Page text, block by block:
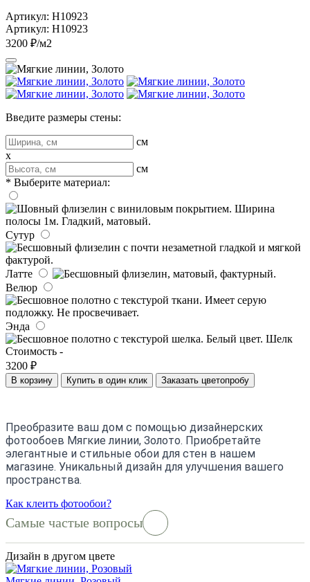
Артикул: H10923
Артикул: H10923
3200 ₽/м2
Введите размеры стены:
см
x
см
* Выберите материал:
Сутур
Латте
Велюр
Энда
Шелк
Стоимость -
3200 ₽
В корзину Купить в один клик Заказать цветопробу
Преобразите ваш дом с помощью дизайнерских
фотообоев Мягкие линии, Золото. Приобретайте
элегантные и стильные обои для стен в нашем
магазине. Уникальный дизайн для улучшения вашего
пространства.
Как клеить фотообои?
Самые частые вопросы
Дизайн в другом цвете